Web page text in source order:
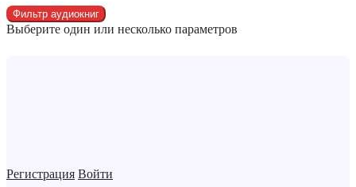
Регистрация Войти
Фильтр аудиокниг
Выберите один или несколько параметров